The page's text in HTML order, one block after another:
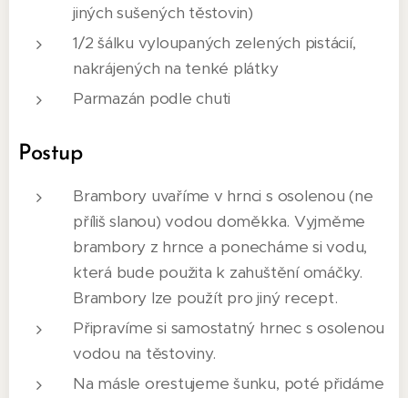
jiných sušených těstovin)
1/2 šálku vyloupaných zelených pistácií,
nakrájených na tenké plátky
Parmazán podle chuti
Postup
Brambory uvaříme v hrnci s osolenou (ne
příliš slanou) vodou doměkka. Vyjměme
brambory z hrnce a ponecháme si vodu,
která bude použita k zahuštění omáčky.
Brambory lze použít pro jiný recept.
Připravíme si samostatný hrnec s osolenou
vodou na těstoviny.
Na másle orestujeme šunku, poté přidáme